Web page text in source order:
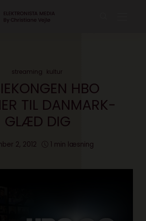
streaming kultur
HBO
TIL DANMARK-
GLÆD DIG
2, 2012 1 min læsning